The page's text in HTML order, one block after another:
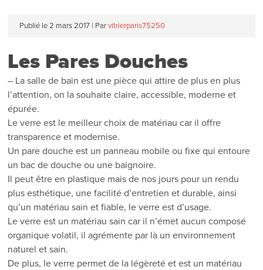
Publié le 2 mars 2017 | Par vitrierparis75250
Les Pares Douches
– La salle de bain est une pièce qui attire de plus en plus
l’attention, on la souhaite claire, accessible, moderne et
épurée.
Le verre est le meilleur choix de matériau car il offre
transparence et modernise.
Un pare douche est un panneau mobile ou fixe qui entoure
un bac de douche ou une baignoire.
Il peut être en plastique mais de nos jours pour un rendu
plus esthétique, une facilité d’entretien et durable, ainsi
qu’un matériau sain et fiable, le verre est d’usage.
Le verre est un matériau sain car il n’émet aucun composé
organique volatil, il agrémente par là un environnement
naturel et sain.
De plus, le verre permet de la légèreté et est un matériau